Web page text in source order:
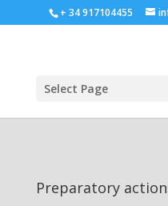
+ 34 917104455
Select Page
Preparatory